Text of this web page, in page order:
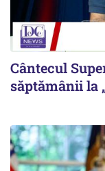
Cântecul
săptămânii la